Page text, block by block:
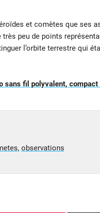
et comètes que ses
peu de points
l’orbite terrestre qui
sans fil polyvalent,
, observations